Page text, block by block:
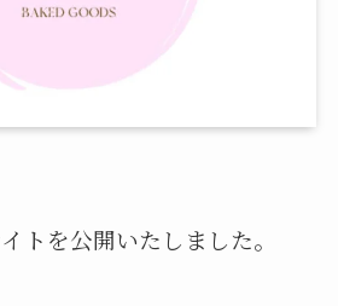
トを公開いたしました。